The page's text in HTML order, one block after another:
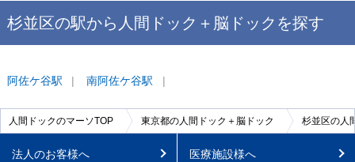
杉並区の駅から 人間ドック＋脳ドックを探す
阿佐ケ谷駅 南阿佐ケ谷駅
人間ドックのマーソTOP 東京都の人間ドック＋脳ドック 杉並区の人
法人のお客様へ 医療施設様へ